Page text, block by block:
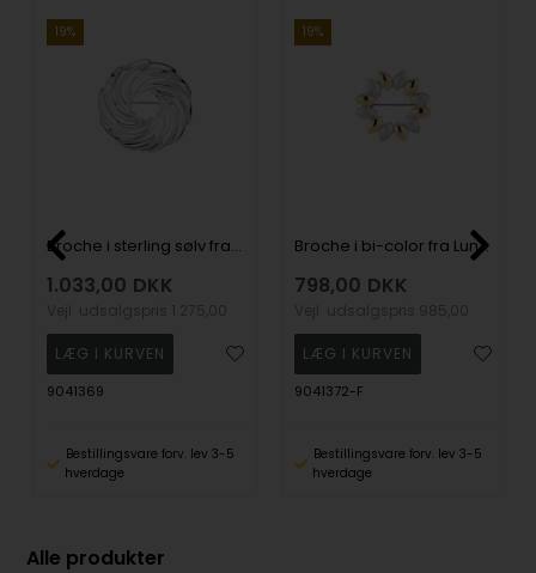
19%
Broche i sterling sølv fra Lund Copenhagen
1.033,00 DKK
9041369
Bestillingsvare forv. lev 3-5
hverdage
19%
Broche i bi-color fra Lund Copenhagen
798,00 DKK
9041372-F
Bestillingsvare forv. lev 3-5
hverdage
Alle produkter